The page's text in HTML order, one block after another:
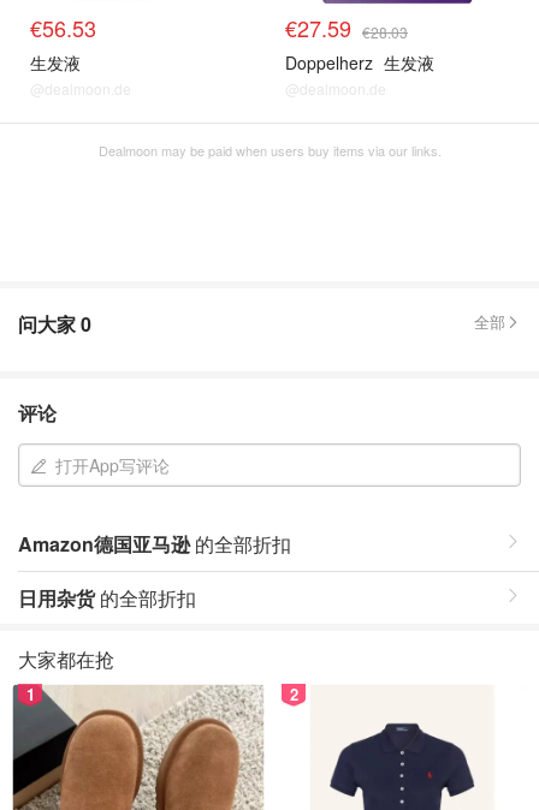
€56.53
生发液
@dealmoon.de
€27.59 €28.03
Doppelherz 生发液
@dealmoon.de
Dealmoon may be paid when users buy items via our links.
问大家0 全部
评论
打开App写评论
Amazon德国亚马逊的全部折扣
日用杂货的全部折扣
大家都在抢
1 2